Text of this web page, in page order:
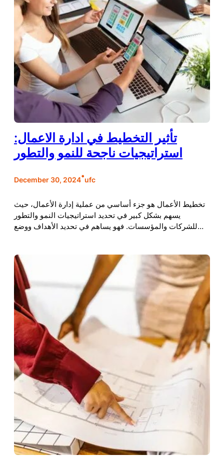
تأثير التخطيط في ادارة الاعمال:
استراتيجيات ناجحة للنمو والتطور
December 30, 2024•ufc
تخطيط الأعمال هو جزء أساسي من عملية إدارة الأعمال، حيث
يسهم بشكل كبير في تحديد استراتيجيات النمو والتطور
للشركات والمؤسسات. فهو يساهم في تحديد الأهداف ووضع…